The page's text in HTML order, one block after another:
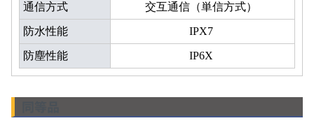
通信方式 交互通信（単信方式）
防水性能 IPX7
防塵性能 IP6X